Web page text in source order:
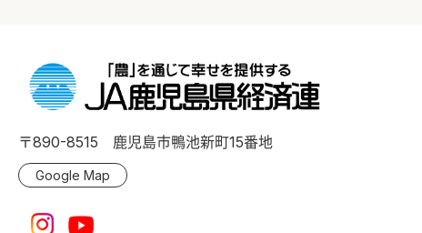
〒890-8515 鹿児島市鴨池新町15番地
Google Map